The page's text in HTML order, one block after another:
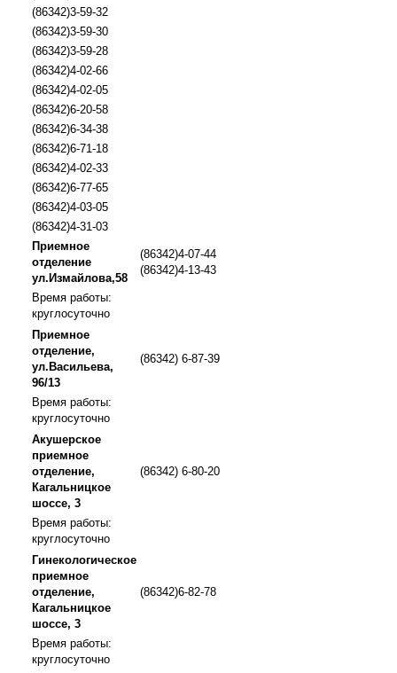
(86342)3-59-32
(86342)3-59-30
(86342)3-59-28
(86342)4-02-66
(86342)4-02-05
(86342)6-20-58
(86342)6-34-38
(86342)6-71-18
(86342)4-02-33
(86342)6-77-65
(86342)4-03-05
(86342)4-31-03
Приемное
отделение
ул.Измайлова,58
(86342)4-07-44
(86342)4-13-43
Время работы:
круглосуточно
Приемное
отделение,
ул.Васильева,
96/13
(86342) 6-87-39
Время работы:
круглосуточно
Акушерское
приемное
отделение,
Кагальницкое
шоссе, 3
(86342) 6-80-20
Время работы:
круглосуточно
Гинекологическое
приемное
отделение,
Кагальницкое
шоссе, 3
(86342)6-82-78
Время работы:
круглосуточно